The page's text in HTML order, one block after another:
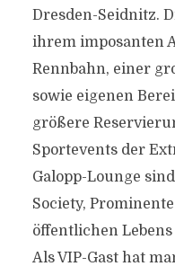
Dresden-Seidnitz.
ihrem imposanten
Rennbahn, einer
sowie eigenen
größere
Sportevents der
Galopp-Lounge
Society,
öffentlichen
Als VIP-Gast hat